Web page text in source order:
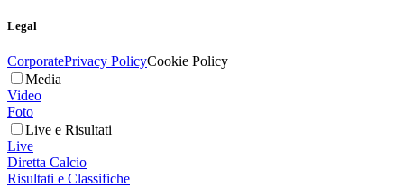
Legal
CorporatePrivacy PolicyCookie Policy
Media
Video
Foto
Live e Risultati
Live
Diretta Calcio
Risultati e Classifiche